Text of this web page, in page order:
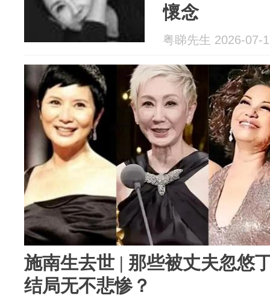
懷念
粤睇先生 2026-07-
施南生去世 | 那些被丈夫忽悠
结局无不悲惨？